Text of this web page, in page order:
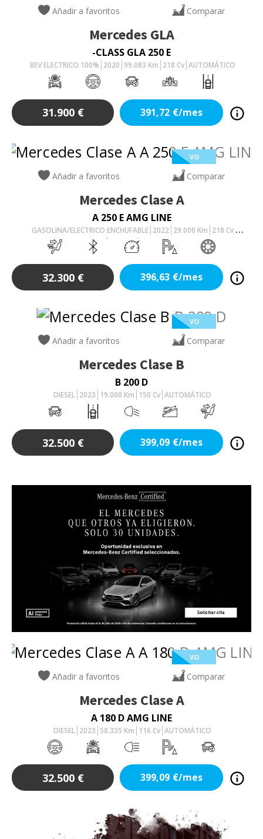
Añadir a favoritos Comparar
Mercedes GLA
-CLASS GLA 250 E
BEV ELECTRICO 100% 2020 99.083 Km 218 Cv AUTOMÁTICO
31.900 € 391,72 €/mes
VO
Añadir a favoritos Comparar
Mercedes Clase A
A 250 E AMG LINE
GASOLINA/ELECTRICO ENCHUFABLE 2022 29.000 Km 218 Cv
AUTOMÁTICO
32.300 € 396,63 €/mes
VO
Añadir a favoritos Comparar
Mercedes Clase B
B 200 D
DIESEL 2023 19.000 Km 150 Cv AUTOMÁTICO
32.500 € 399,09 €/mes
VO
Añadir a favoritos Comparar
Mercedes Clase A
A 180 D AMG LINE
DIESEL 2023 58.335 Km 116 Cv AUTOMÁTICO
32.500 € 399,09 €/mes